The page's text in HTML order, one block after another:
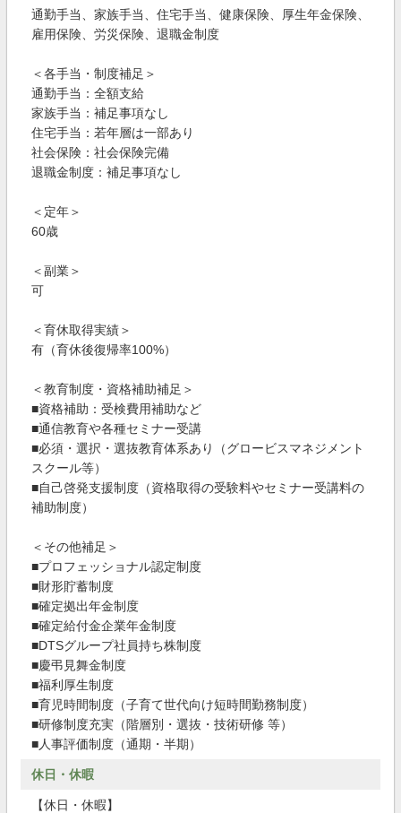
通勤手当、家族手当、住宅手当、健康保険、厚生年金保険、
雇用保険、労災保険、退職金制度
＜各手当・制度補足＞
通勤手当：全額支給
家族手当：補足事項なし
住宅手当：若年層は一部あり
社会保険：社会保険完備
退職金制度：補足事項なし
＜定年＞
60歳
＜副業＞
可
＜育休取得実績＞
有（育休後復帰率100%）
＜教育制度・資格補助補足＞
■資格補助：受検費用補助など
■通信教育や各種セミナー受講
■必須・選択・選抜教育体系あり（グロービスマネジメント
スクール等）
■自己啓発支援制度（資格取得の受験料やセミナー受講料の
補助制度）
＜その他補足＞
■プロフェッショナル認定制度
■財形貯蓄制度
■確定拠出年金制度
■確定給付金企業年金制度
■DTSグループ社員持ち株制度
■慶弔見舞金制度
■福利厚生制度
■育児時間制度（子育て世代向け短時間勤務制度）
■研修制度充実（階層別・選抜・技術研修 等）
■人事評価制度（通期・半期）
休日・休暇
【休日・休暇】